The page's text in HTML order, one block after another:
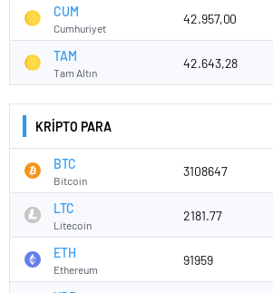
CUM
Cumhuriyet
42.957,00
TAM
Tam Altın
42.643,28
KRİPTO PARA
BTC
Bitcoin
3108647
LTC
Litecoin
2181.77
ETH
Ethereum
91959